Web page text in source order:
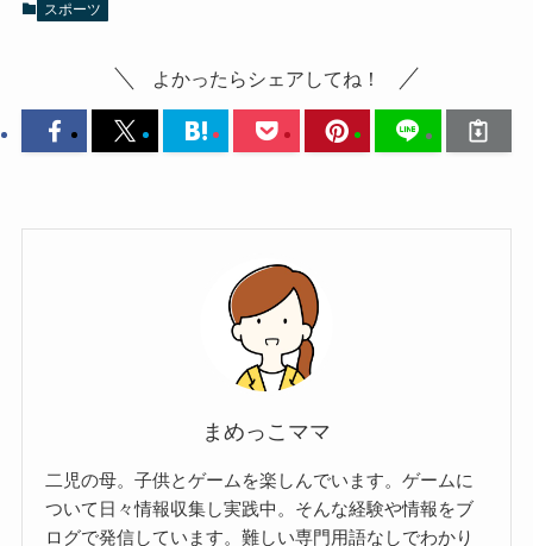
スポーツ
よかったらシェアしてね！
まめっこママ
二児の母。子供とゲームを楽しんでいます。ゲームに
ついて日々情報収集し実践中。そんな経験や情報をブ
ログで発信しています。難しい専門用語なしでわかり